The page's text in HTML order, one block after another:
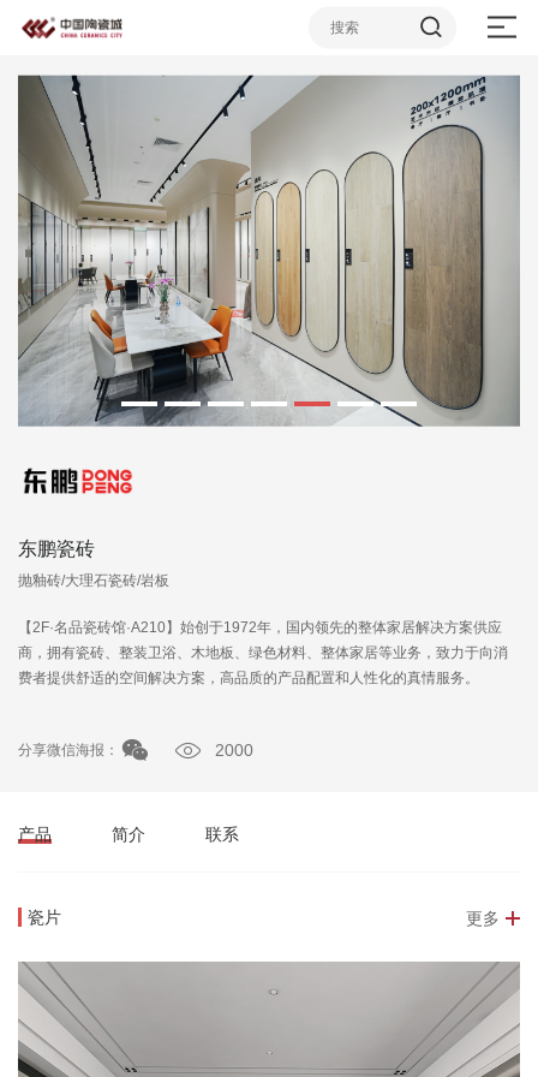
东鹏瓷砖
抛釉砖/大理石瓷砖/岩板
【2F·名品瓷砖馆·A210】始创于1972年，国内领先的整体家居解决方案供应
商，拥有瓷砖、整装卫浴、木地板、绿色材料、整体家居等业务，致力于向消
费者提供舒适的空间解决方案，高品质的产品配置和人性化的真情服务。
分享微信海报： 2000
产品 简介 联系
瓷片 更多